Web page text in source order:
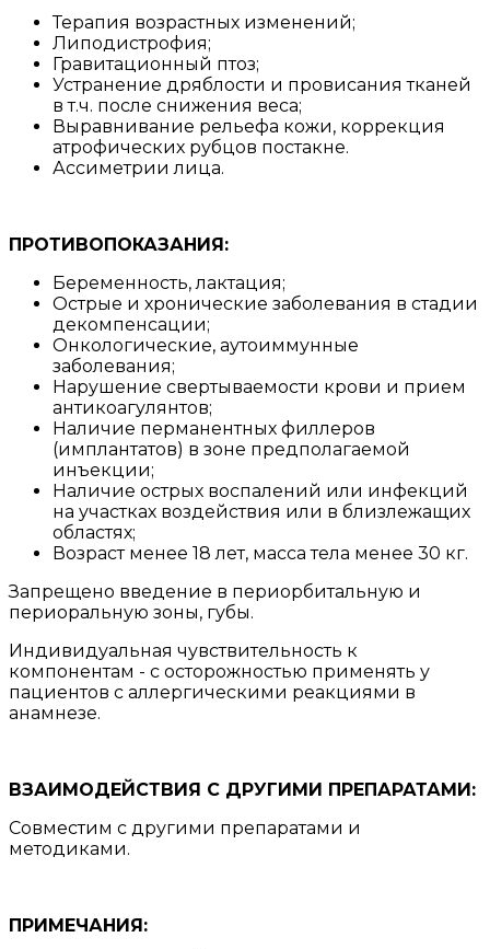
Терапия возрастных изменений;
Липодистрофия;
Гравитационный птоз;
Устранение дряблости и провисания тканей
в т.ч. после снижения веса;
Выравнивание рельефа кожи, коррекция
атрофических рубцов постакне.
Ассиметрии лица.
ПРОТИВОПОКАЗАНИЯ:
Беременность, лактация;
Острые и хронические заболевания в стадии
декомпенсации;
Онкологические, аутоиммунные
заболевания;
Нарушение свертываемости крови и прием
антикоагулянтов;
Наличие перманентных филлеров
(имплантатов) в зоне предполагаемой
инъекции;
Наличие острых воспалений или инфекций
на участках воздействия или в близлежащих
областях;
Возраст менее 18 лет, масса тела менее 30 кг.
Запрещено введение в периорбитальную и
периоральную зоны, губы.
Индивидуальная чувствительность к
компонентам - с осторожностью применять у
пациентов с аллергическими реакциями в
анамнезе.
ВЗАИМОДЕЙСТВИЯ С ДРУГИМИ ПРЕПАРАТАМИ:
Совместим с другими препаратами и
методиками.
ПРИМЕЧАНИЯ: